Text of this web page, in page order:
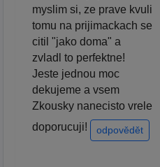
myslim si, ze prave kvuli
tomu na prijimackach se
citil "jako doma" a
zvladl to perfektne!
Jeste jednou moc
dekujeme a vsem
Zkousky nanecisto vrele
doporucuji!
odpovědět